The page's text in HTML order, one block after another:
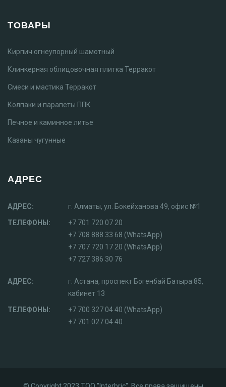
ТОВАРЫ
Кирпич огнеупорный шамотный
Клинкерная облицовочная плитка Терракот
Смеси и мастика Терракот
Колпаки и парапеты ППК
Печное и каминное литье
Казаны чугунные
АДРЕС
АДРЕС:
г. Алматы, ул. Бокейханова 49, офис №1
ТЕЛЕФОНЫ:
+7 701 720 07 20
+7 708 888 33 68 (WhatsApp)
+7 707 720 17 20 (WhatsApp)
+7 727 386 30 76
АДРЕС:
г. Астана, проспект Богенбай Батыра 85,
кабинет 13
ТЕЛЕФОНЫ:
+7 700 327 04 40 (WhatsApp)
+7 701 027 04 40